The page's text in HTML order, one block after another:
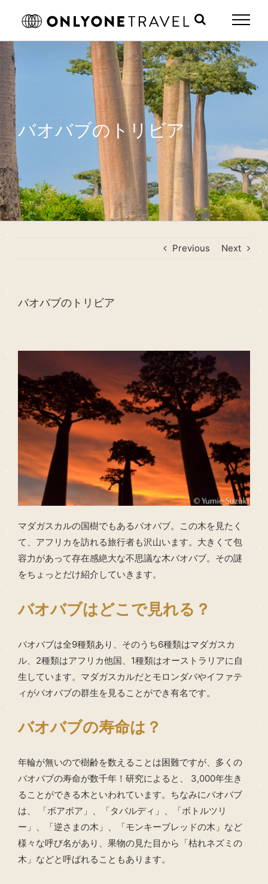
バオバブのトリビア
Previous Next
バオバブのトリビア
マダガスカルの国樹でもあるバオバブ。この木を見たく
て、アフリカを訪れる旅行者も沢山います。大きくて包
容力があって存在感絶大な不思議な木バオバブ。その謎
をちょっとだけ紹介していきます。
バオバブはどこで見れる？
バオバブは全9種類あり、そのうち6種類はマダガスカ
ル、2種類はアフリカ他国、1種類はオーストラリアに自
生しています。マダガスカルだとモロンダバやイファテ
ィがバオバブの群生を見ることができ有名です。
バオバブの寿命は？
年輪が無いので樹齢を数えることは困難ですが、多くの
バオバブの寿命が数千年！研究によると、 3,000年生き
ることができる木といわれています。ちなみにバオバブ
は、 「ボアボア」、「タバルディ」、「ボトルツリ
ー」、「逆さまの木」、「モンキーブレッドの木」など
様々な呼び名があり、果物の見た目から「枯れネズミの
木」などと呼ばれることもあります。